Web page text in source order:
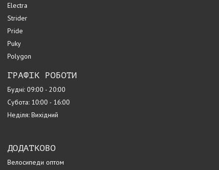
Electra
Strider
Pride
Puky
Polygon
ГРАФІК РОБОТИ
Будні: 09:00 - 20:00
Субота: 10:00 - 16:00
Неділя: Вихідний
ДОДАТКОВО
Велосипеди оптом